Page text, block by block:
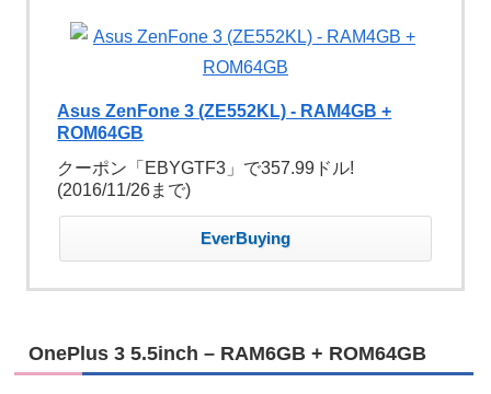
Asus ZenFone 3 (ZE552KL) - RAM4GB +
ROM64GB
クーポン「EBYGTF3」で357.99ドル!
(2016/11/26まで)
EverBuying
OnePlus 3 5.5inch – RAM6GB + ROM64GB